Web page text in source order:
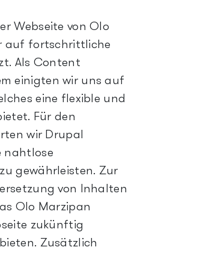
Webseite von Olo
auf fortschrittliche
Als Content
einigten wir uns auf
eine flexible und
Für den
wir Drupal
nahtlose
gewährleisten. Zur
von Inhalten
Olo Marzipan
zukünftig
Zusätzlich